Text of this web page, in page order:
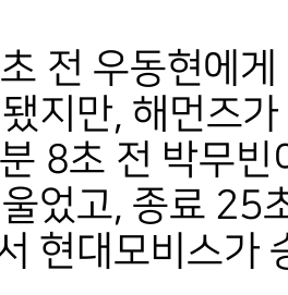
전 우동현에
지만, 해먼즈
8초 전 박무
었고, 종료 25
현대모비스가